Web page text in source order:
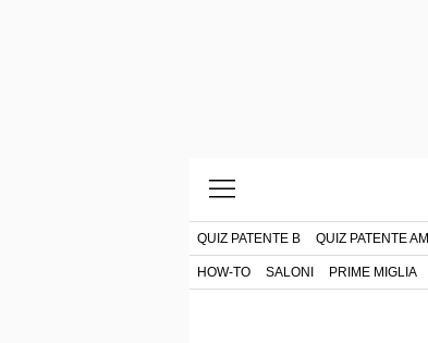
QUIZ PATENTE B QUIZ PATENTE AM
HOW-TO SALONI PRIME MIGLIA